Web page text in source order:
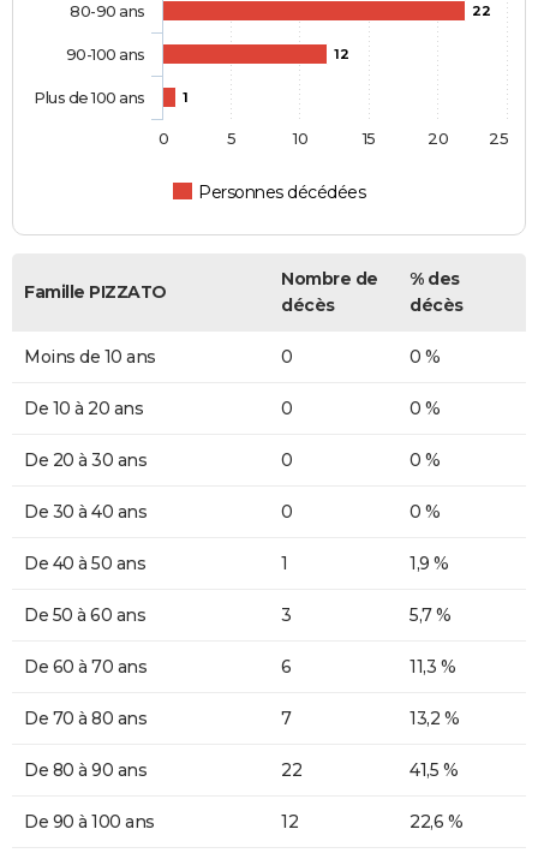
22
12
1
Personnes décédées
80-90 ans
90-100 ans
Plus de 100 ans
0 5 10 15 20 25
Famille PIZZATO
Nombre de
décès
% des
décès
Moins de 10 ans 0 0 %
De 10 à 20 ans 0 0 %
De 20 à 30 ans 0 0 %
De 30 à 40 ans 0 0 %
De 40 à 50 ans 1 1,9 %
De 50 à 60 ans 3 5,7 %
De 60 à 70 ans 6 11,3 %
De 70 à 80 ans 7 13,2 %
De 80 à 90 ans 22 41,5 %
De 90 à 100 ans 12 22,6 %